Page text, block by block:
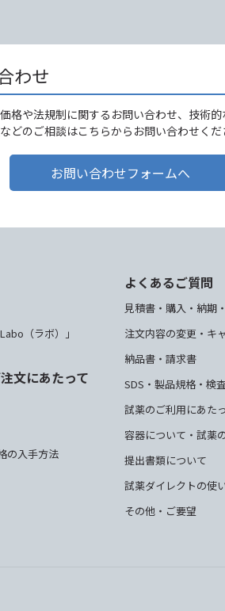
わせ
格や法規制に関するお問い合わせ、技術的
どのご相談はこちらからお問い合わせくだ
お問い合わせフォームへ
（ラボ）」
文にあたって
の入手方法
よくあるご質問
見積書・購入・納期
注文内容の変更・キ
納品書・請求書
SDS・製品規格・検
試薬のご利用にあた
容器について・試薬
提出書類について
試薬ダイレクトの使
その他・ご要望